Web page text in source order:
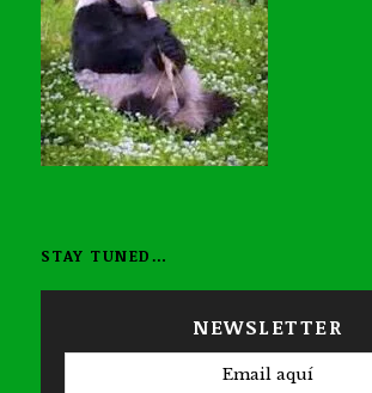
STAY TUNED…
NEWSLETTER